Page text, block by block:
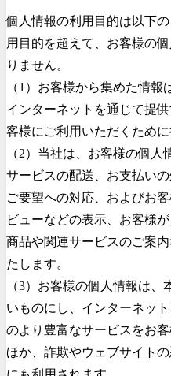
個人情報の利用目的は以下
用目的を超えて、お客様の
りません。
（1）お客様から集めた情報
インターネットを通じて提
客様にご利用いただくために
（2）当社は、お客様の個人
サービスの配送、お支払い
ご要望への対応、およびお
ビューなどの表示、お客様
商品や関連サービスのご案
たします。
（3）お客様の個人情報は
いものにし、インターネッ
のより豊富なサービスをお
ほか、詐欺やウェブサイト